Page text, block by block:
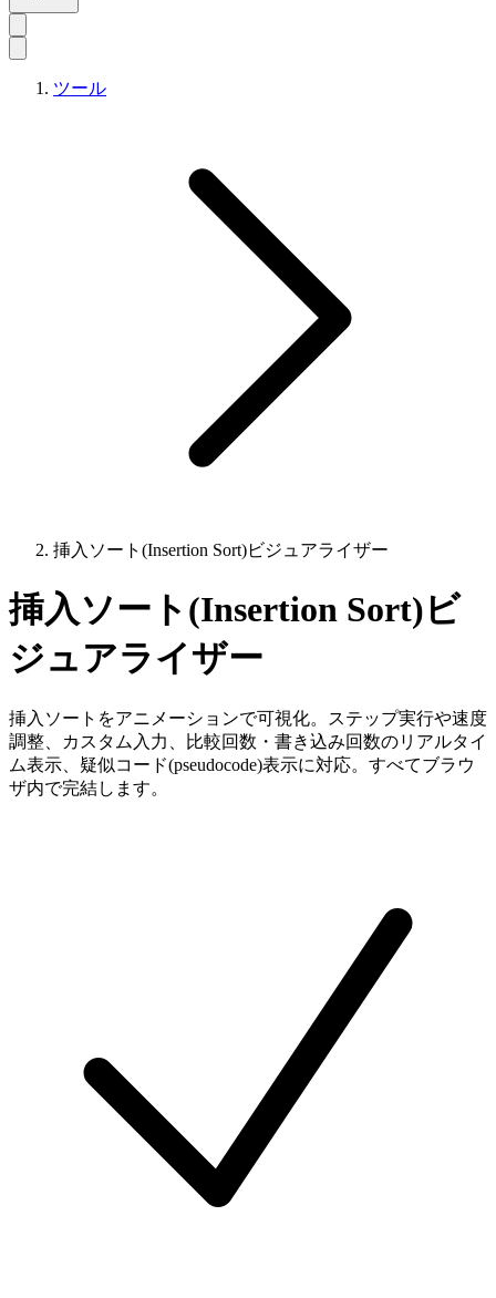
ツール
挿入ソート(Insertion Sort)ビジュアライザー
挿入ソート(Insertion Sort)ビ
ジュアライザー
挿入ソートをアニメーションで可視化。ステップ実行や速度
調整、カスタム入力、比較回数・書き込み回数のリアルタイ
ム表示、疑似コード(pseudocode)表示に対応。すべてブラウ
ザ内で完結します。